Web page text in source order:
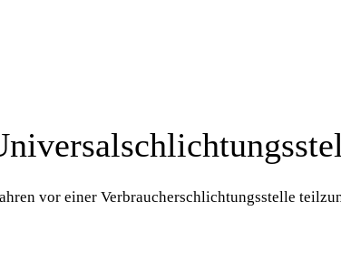
vor einer Verbraucherschlichtungsstelle